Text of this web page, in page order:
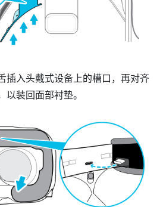
插入头戴式设备上的槽口，再对齐
以装回面部衬垫。